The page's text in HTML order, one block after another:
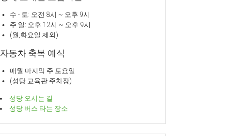
수 - 토: 오전 8시 ~ 오후 9시
주 일: 오후 12시 ~ 오후 9시
(월,화요일 제외)
자동차 축복 예식
매월 마지막 주 토요일
(성당 교육관 주차장)
성당 오시는 길
성당 버스 타는 장소